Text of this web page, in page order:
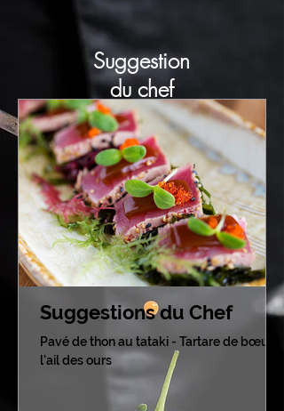
Suggestions du Chef
Pavé de thon au tataki - Tartare de bœuf à
l'ail des ours
Suggestion
du chef